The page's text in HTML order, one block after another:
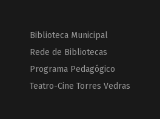
Biblioteca Municipal
Rede de Bibliotecas
Programa Pedagógico
Teatro-Cine Torres Vedras